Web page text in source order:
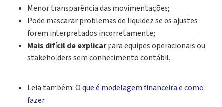
Menor transparência das movimentações;
Pode mascarar problemas de liquidez se os ajustes
forem interpretados incorretamente;
Mais difícil de explicarpara equipes operacionais ou
stakeholders sem conhecimento contábil.
Leia também:O que é modelagem financeira e como
fazer